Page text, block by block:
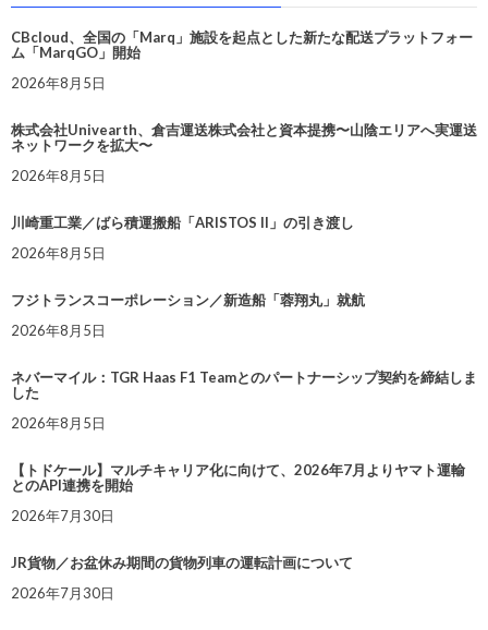
CBcloud、全国の「Marq」施設を起点とした新たな配送プラットフォー
ム「MarqGO」開始
2026年8月5日
株式会社Univearth、倉吉運送株式会社と資本提携〜山陰エリアへ実運送
ネットワークを拡大〜
2026年8月5日
川崎重工業／ばら積運搬船「ARISTOS II」の引き渡し
2026年8月5日
フジトランスコーポレーション／新造船「蓉翔丸」就航
2026年8月5日
ネバーマイル：TGR Haas F1 Teamとのパートナーシップ契約を締結しま
した
2026年8月5日
【トドケール】マルチキャリア化に向けて、2026年7月よりヤマト運輸
とのAPI連携を開始
2026年7月30日
JR貨物／お盆休み期間の貨物列車の運転計画について
2026年7月30日